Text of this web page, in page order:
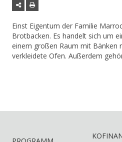
Einst Eigentum der Familie
Brotbacken. Es handelt sich um
einem großen Raum mit Bänken
verkleidete Ofen. Außerdem